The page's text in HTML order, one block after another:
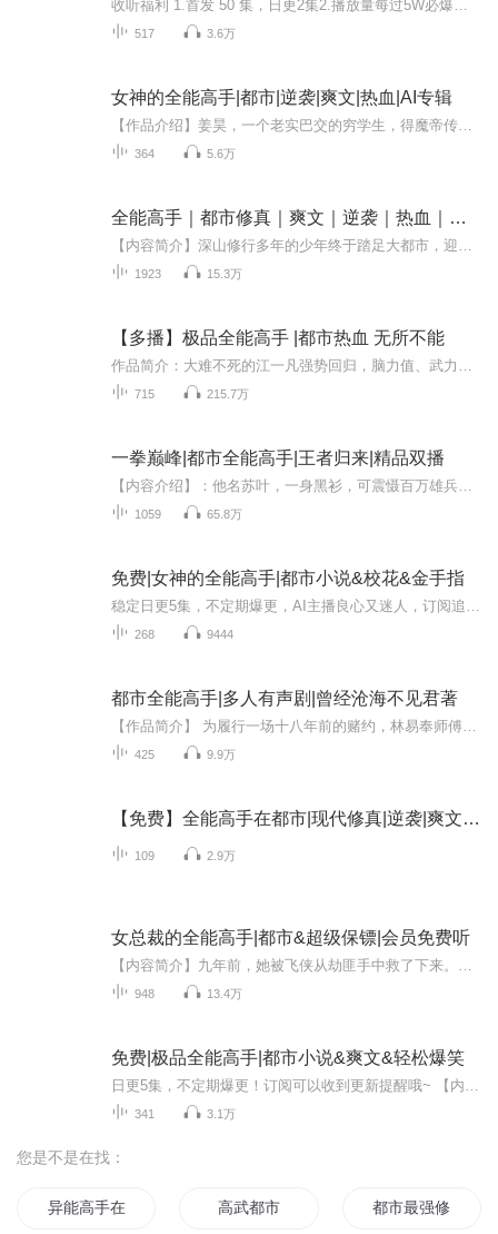
517 3.6万
女神的全能高手|都市|逆袭|爽文|热血|AI专辑
364 5.6万
全能高手｜都市修真｜爽文｜逆袭｜热血｜扮猪吃虎
1923 15.3万
【多播】极品全能高手 |都市热血 无所不能
715 215.7万
一拳巅峰|都市全能高手|王者归来|精品双播
1059 65.8万
免费|女神的全能高手|都市小说&校花&金手指
268 9444
都市全能高手|多人有声剧|曾经沧海不见君著
425 9.9万
【免费】全能高手在都市|现代修真|逆袭|爽文|AI多播
109 2.9万
女总裁的全能高手|都市&超级保镖|会员免费听
948 13.4万
免费|极品全能高手|都市小说&爽文&轻松爆笑
341 3.1万
您是不是在找：
异能高手在都市 高武都市 都市最强修仙高手